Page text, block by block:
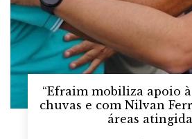
“Efraim mobiliza apoio
chuvas e com Nilvan
áreas